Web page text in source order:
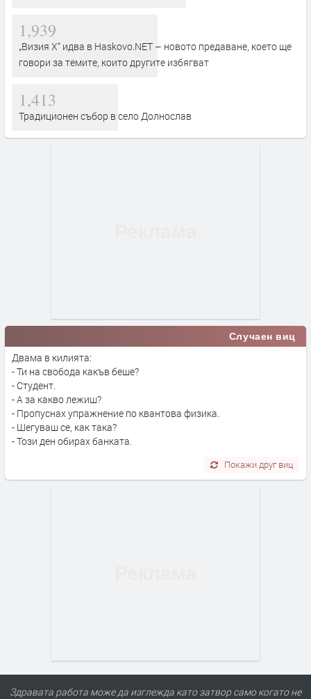
1,939
„Визия Х“ идва в Haskovo.NET – новото предаване, което ще
говори за темите, които другите избягват
1,413
Традиционен събор в село Долнослав
Случаен виц
Двама в килията:
- Ти на свобода какъв беше?
- Студент.
- А за какво лежиш?
- Пропуснах упражнение по квантова физика.
- Шегуваш се, как така?
- Този ден обирах банката.
Покажи друг виц
Здравата работа може да изглежда като затвор само когато не